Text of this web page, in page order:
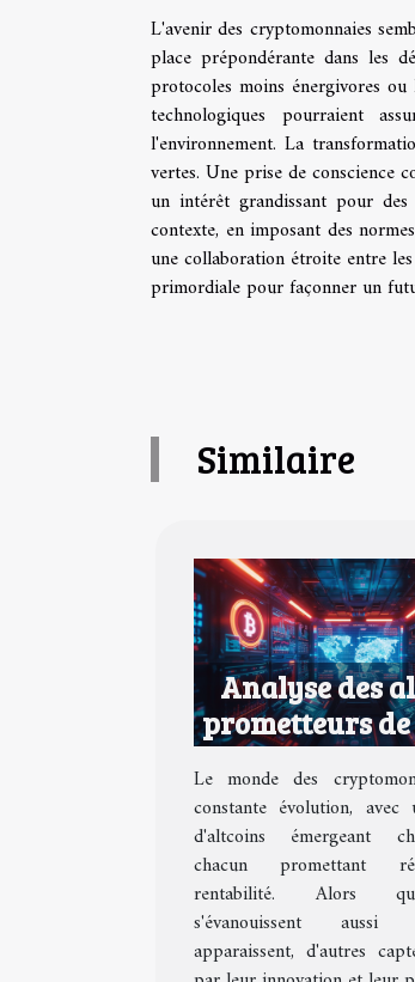
L'avenir des cryptomonnaies
place prépondérante dans les
protocoles moins énergivores
technologiques pourraient
l'environnement. La
vertes. Une prise de conscience
un intérêt grandissant pour
contexte, en imposant des
une collaboration étroite entre
primordiale pour façonner un
Similaire
Analyse des
prometteurs de
tendances et
de
Le monde des
constante évolution, avec
d'altcoins émergeant
chacun promettant
rentabilité. Alors
s'évanouissent
apparaissent, d'autres